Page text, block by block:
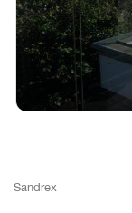
Sandrex